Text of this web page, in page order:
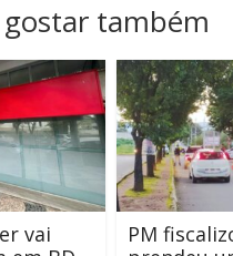
também
vai
PM